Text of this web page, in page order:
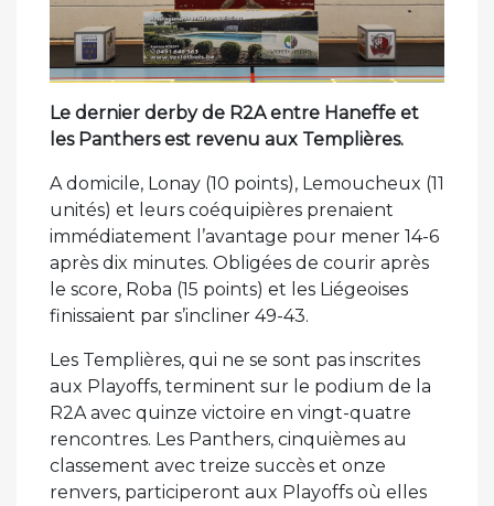
Le dernier derby de R2A entre Haneffe et
les Panthers est revenu aux Templières.
A domicile, Lonay (10 points), Lemoucheux (11
unités) et leurs coéquipières prenaient
immédiatement l’avantage pour mener 14-6
après dix minutes. Obligées de courir après
le score, Roba (15 points) et les Liégeoises
finissaient par s’incliner 49-43.
Les Templières, qui ne se sont pas inscrites
aux Playoffs, terminent sur le podium de la
R2A avec quinze victoire en vingt-quatre
rencontres. Les Panthers, cinquièmes au
classement avec treize succès et onze
renvers, participeront aux Playoffs où elles